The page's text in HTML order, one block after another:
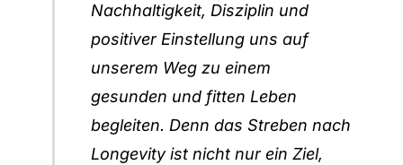
Nachhaltigkeit, Disziplin und
positiver Einstellung uns auf
unserem Weg zu einem
gesunden und fitten Leben
begleiten. Denn das Streben nach
Longevity ist nicht nur ein Ziel,